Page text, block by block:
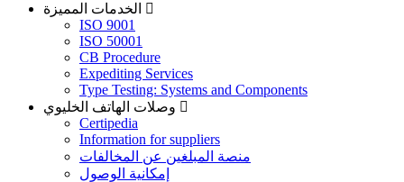
ISO 9001
ISO 50001
CB Procedure
Expediting Services
Type Testing: Systems and Components
Certipedia
Information for suppliers
منصة المبلغين عن المخالفات
إمكانية الوصول